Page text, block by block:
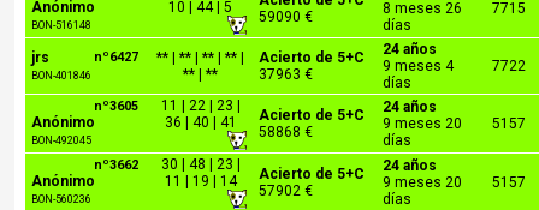
Anónimo
BON-516148
10 | 44 | 5
59090 €
8 meses 26
días
7715
nº6427
jrs
BON-401846
** | ** | ** | ** |
** | **
Acierto de 5+C
37963 €
24 años
9 meses 4
días
7722
nº3605
Anónimo
BON-492045
11 | 22 | 23 |
36 | 40 | 41
Acierto de 5+C
58868 €
24 años
9 meses 20
días
5157
nº3662
Anónimo
BON-560236
30 | 48 | 23 |
11 | 19 | 14
Acierto de 5+C
57902 €
24 años
9 meses 20
días
5157